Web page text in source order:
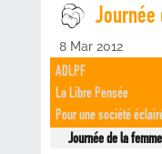
Journée
8 Mar 2012
ADLPF
La Libre Pensée
Pour une société
Journée de la femme